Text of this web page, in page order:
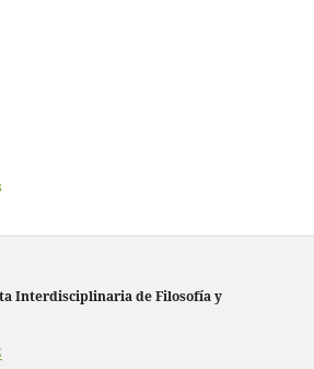
Interdisciplinaria de Filosofía y